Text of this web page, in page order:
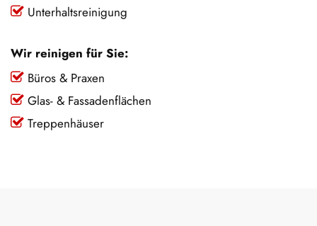
Unterhaltsreinigung
Wir reinigen für Sie:
Büros & Praxen
Glas- & Fassadenflächen
Treppenhäuser